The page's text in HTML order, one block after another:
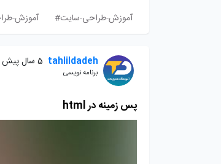
آموزش-طراحی-سایت#
آموزش-
tahlildadeh 5 سال پیش
برنامه نویسی
پس زمینه در html